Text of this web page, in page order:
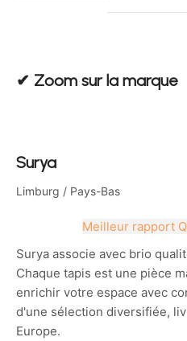
✔︎ Zoom sur la marque
Surya
Limburg / Pays-Bas
Meilleur rapport
Surya associe avec brio
Chaque tapis est une pièce
enrichir votre espace avec
d'une sélection diversifiée,
Europe.